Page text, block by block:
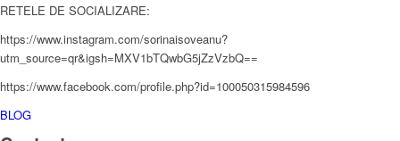
RETELE DE SOCIALIZARE:
https://www.instagram.com/sorinaisoveanu?
utm_source=qr&igsh=MXV1bTQwbG5jZzVzbQ==
https://www.facebook.com/profile.php?id=100050315984596
BLOG